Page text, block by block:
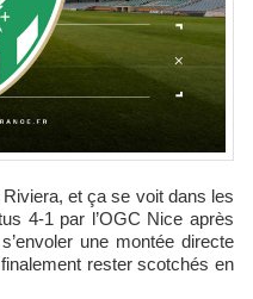
4-1 par l’OGC Nice après
une montée directe
rester scotchés en